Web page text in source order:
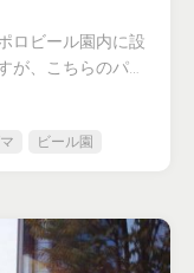
ロビール園内に設
が、こちらのパ…
ビール園